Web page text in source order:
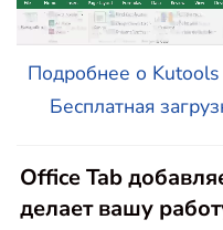
Подробнее о Kutools
Бесплатная
Office Tab
делает вашу